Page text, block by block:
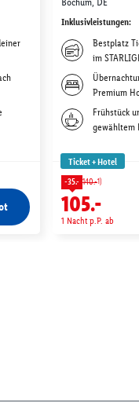
Inklusivleistungen:
Bestplatz
im
Premium
Frühstück
gewähltem
Ticket + Hotel
-35.- 140.-1)
105.-
1 Nacht p.P. ab